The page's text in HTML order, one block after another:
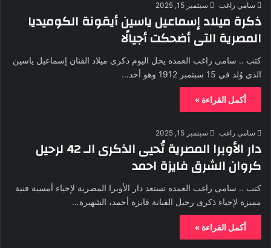
سامي راغب سبتمبر 15, 2025
ذكرة ميلاد إسماعيل ياسين أيقونة الكوميديا
المصرية التى أضحكت أجيالًا
كتب .. سامى راغب العمده يحل اليوم ذكرى ميلاد الفنان إسماعيل ياسين
الذي وُلد في 15 سبتمبر 1912 وهو أحد…
أكمل القراءة »
سامي راغب سبتمبر 15, 2025
دار الأوبرا المصرية تُحيى الذكرى الـ 42 لرحيل
كروان الشرق فايزة احمد
كتب .. سامى راغب العمده تستعد دار الأوبرا المصرية لإحياء أمسية فنية
مميزة لإحياء ذكرى رحيل الفنانة فايزة أحمد، الشهيرة…
أكمل القراءة »